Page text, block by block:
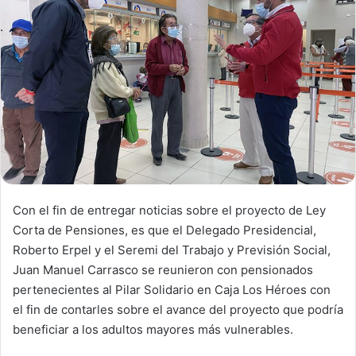
n
e
m
a
i
l
Con el fin de entregar noticias sobre el proyecto de Ley
Corta de Pensiones, es que el Delegado Presidencial,
Roberto Erpel y el Seremi del Trabajo y Previsión Social,
Juan Manuel Carrasco se reunieron con pensionados
pertenecientes al Pilar Solidario en Caja Los Héroes con
el fin de contarles sobre el avance del proyecto que podría
beneficiar a los adultos mayores más vulnerables.